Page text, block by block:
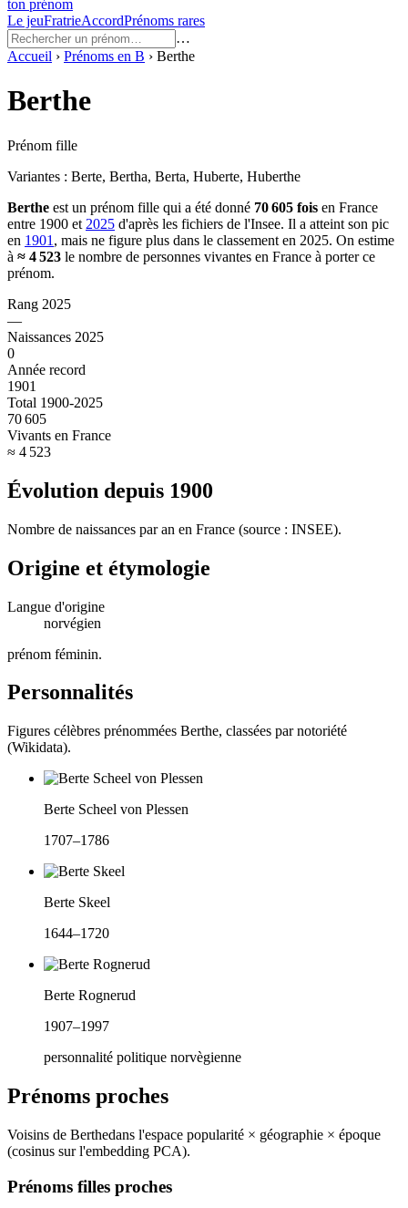
ton prénom
Le jeuFratrieAccordPrénoms rares
…
Accueil › Prénoms en B › Berthe
Berthe
Prénom fille
Variantes : Berte, Bertha, Berta, Huberte, Huberthe
Berthe est un prénom fille qui a été donné 70 605 fois en France
entre 1900 et 2025 d'après les fichiers de l'Insee. Il a atteint son pic
en 1901 , mais ne figure plus dans le classement en 2025. On estime
à ≈ 4 523 le nombre de personnes vivantes en France à porter ce
prénom.
Rang 2025
—
Naissances 2025
0
Année record
1901
Total 1900-2025
70 605
Vivants en France
≈ 4 523
Évolution depuis 1900
Nombre de naissances par an en France (source : INSEE).
Origine et étymologie
Langue d'origine
norvégien
prénom féminin.
Personnalités
Figures célèbres prénommées Berthe, classées par notoriété
(Wikidata).
Berte Scheel von Plessen
1707–1786
Berte Skeel
1644–1720
Berte Rognerud
1907–1997
personnalité politique norvègienne
Prénoms proches
Voisins de Berthedans l'espace popularité × géographie × époque
(cosinus sur l'embedding PCA).
Prénoms filles proches